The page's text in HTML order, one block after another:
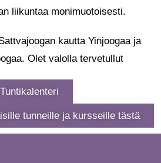
liikuntaa monimuotoisesti.
kautta Yinjoogaa ja
Olet valolla tervetullut
Tuntikalenteri
tunneille ja kursseille tästä